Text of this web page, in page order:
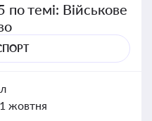
темі: Військове
жовтня